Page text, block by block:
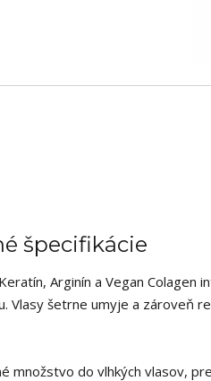
špecifikácie
Arginín a Vegan Colagen
Vlasy šetrne umyje a zároveň
množstvo do vlhkých vlasov,